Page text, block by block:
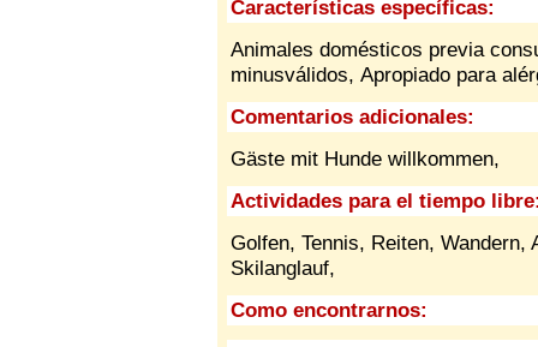
Características específicas:
Animales domésticos previa
minusválidos, Apropiado para
Comentarios adicionales:
Gäste mit Hunde willkommen,
Actividades para el tiempo
Golfen, Tennis, Reiten,
Skilanglauf,
Como encontrarnos: